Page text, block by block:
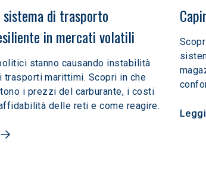
di trasporto
in mercati volatili
stanno causando instabilità
trasporti marittimi. Scopri in che
i prezzi del carburante, i costi
delle reti e come reagire.